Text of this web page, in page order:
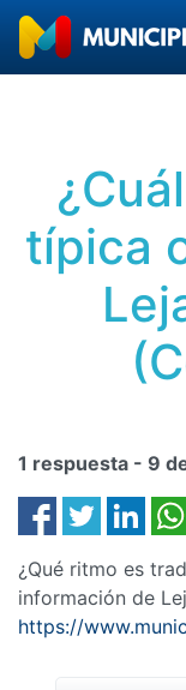
típica
1 respuesta - 9
¿Qué ritmo es
información de
https://